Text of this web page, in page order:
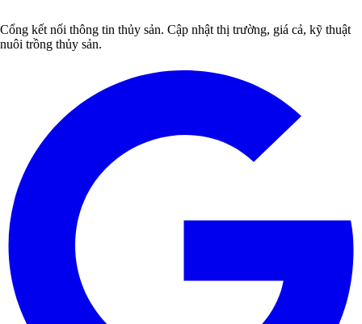
Cổng kết nối thông tin thủy sản. Cập nhật thị trường, giá cả, kỹ thuật
nuôi trồng thủy sản.